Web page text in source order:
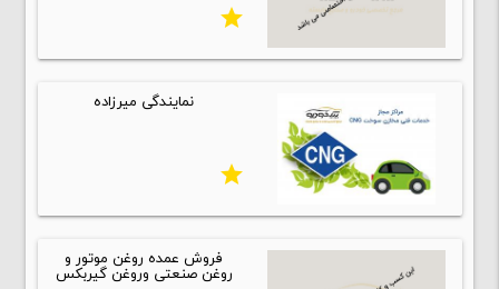
star
نمایندگی میرزاده
star
فروش عمده روغن موتور و
روغن صنعتی وروغن گیربکس